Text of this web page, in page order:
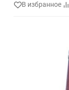
В избранное